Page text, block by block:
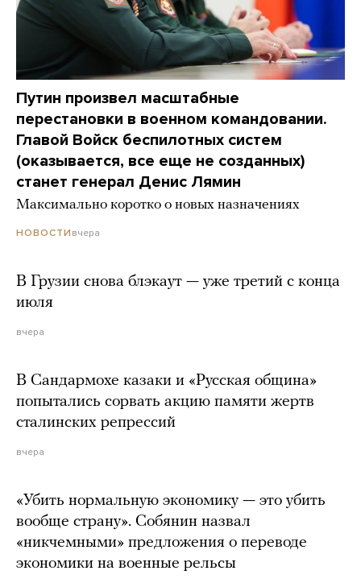
Путин произвел масштабные
перестановки в военном командовании.
Главой Войск беспилотных систем
(оказывается, все еще не созданных)
станет генерал Денис Лямин
Максимально коротко о новых назначениях
НОВОСТИ вчера
В Грузии снова блэкаут — уже третий с конца
июля
вчера
В Сандармохе казаки и «Русская община»
попытались сорвать акцию памяти жертв
сталинских репрессий
вчера
«Убить нормальную экономику — это убить
вообще страну». Собянин назвал
«никчемными» предложения о переводе
экономики на военные рельсы